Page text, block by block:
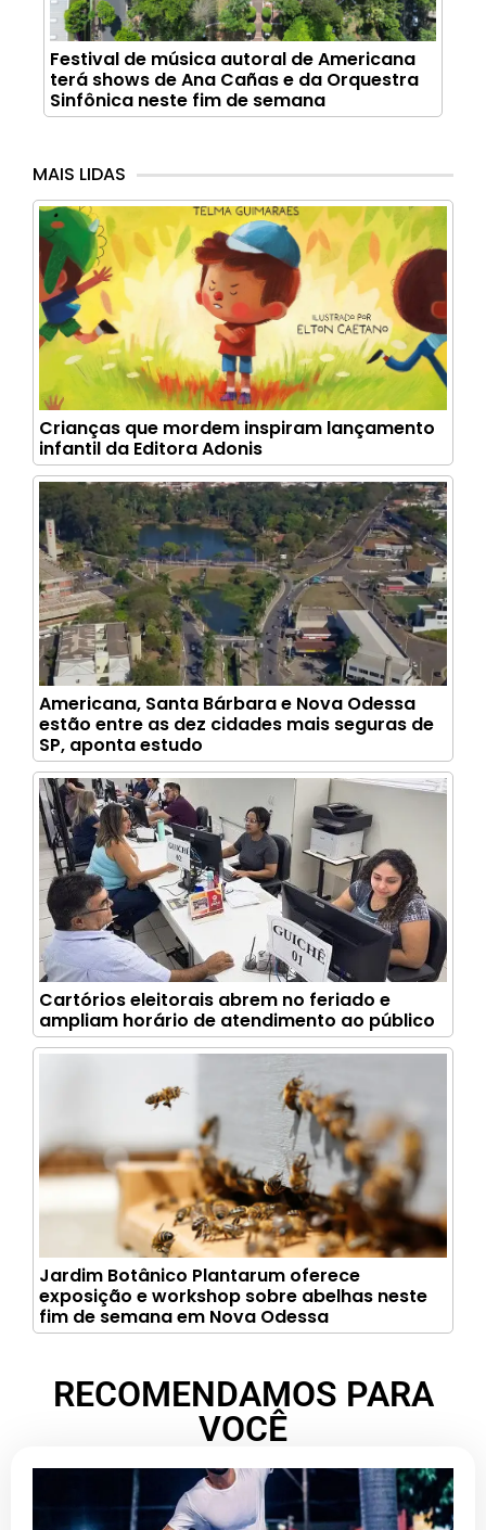
Festival de música autoral de Americana
terá shows de Ana Cañas e da Orquestra
Sinfônica neste fim de semana
MAIS LIDAS
Crianças que mordem inspiram lançamento
infantil da Editora Adonis
Americana, Santa Bárbara e Nova Odessa
estão entre as dez cidades mais seguras de
SP, aponta estudo
Cartórios eleitorais abrem no feriado e
ampliam horário de atendimento ao público
Jardim Botânico Plantarum oferece
exposição e workshop sobre abelhas neste
fim de semana em Nova Odessa
RECOMENDAMOS PARA
VOCÊ